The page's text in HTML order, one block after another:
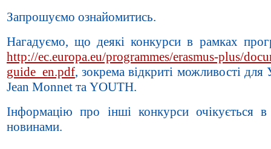
Запрошуємо ознайомитись.
Нагадуємо, що деякі конкурси в рамках
http://ec.europa.eu/programmes/erasmus-plus/
guide_en.pdf, зокрема відкриті можливості
Jean Monnet та YOUTH.
Інформацію про інші конкурси очікується
новинами.